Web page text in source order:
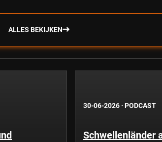
ALLES BEKIJKEN
30-06-2026 · PODCAST
Schwellenländer